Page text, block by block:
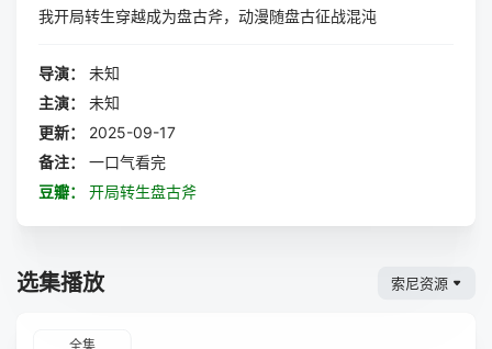
我开局转生穿越成为盘古斧，动漫随盘古征战混沌
导演：
未知
主演：
未知
更新：
2025-09-17
备注：
一口气看完
豆瓣：
开局转生盘古斧
选集播放 索尼资源
全集